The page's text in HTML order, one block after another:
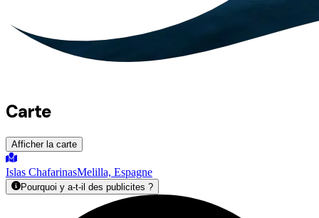
Carte
Afficher la carte
Islas ChafarinasMelilla, Espagne
Pourquoi y a-t-il des publicites ?